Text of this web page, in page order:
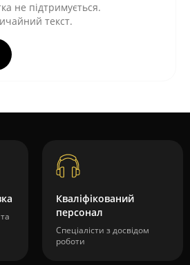
не підтримується.
текст.
Кваліфікований
персонал
Спеціалісти з досвідом
роботи